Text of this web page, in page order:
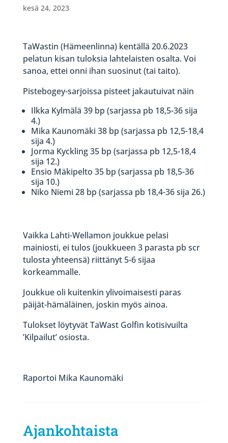
kesä 24, 2023
TaWastin (Hämeenlinna) kentällä 20.6.2023
pelatun kisan tuloksia lahtelaisten osalta. Voi
sanoa, ettei onni ihan suosinut (tai taito).
Pistebogey-sarjoissa pisteet jakautuivat näin
Ilkka Kylmälä 39 bp (sarjassa pb 18,5-36 sija
4.)
Mika Kaunomäki 38 bp (sarjassa pb 12,5-18,4
sija 4.)
Jorma Kyckling 35 bp (sarjassa pb 12,5-18,4
sija 12.)
Ensio Mäkipelto 35 bp (sarjassa pb 18,5-36
sija 10.)
Niko Niemi 28 bp (sarjassa pb 18,4-36 sija 26.)
Vaikka Lahti-Wellamon joukkue pelasi
mainiosti, ei tulos (joukkueen 3 parasta pb scr
tulosta yhteensä) riittänyt 5-6 sijaa
korkeammalle.
Joukkue oli kuitenkin ylivoimaisesti paras
päijät-hämäläinen, joskin myös ainoa.
Tulokset löytyvät TaWast Golfin kotisivuilta
’Kilpailut’ osiosta.
Raportoi Mika Kaunomäki
Ajankohtaista